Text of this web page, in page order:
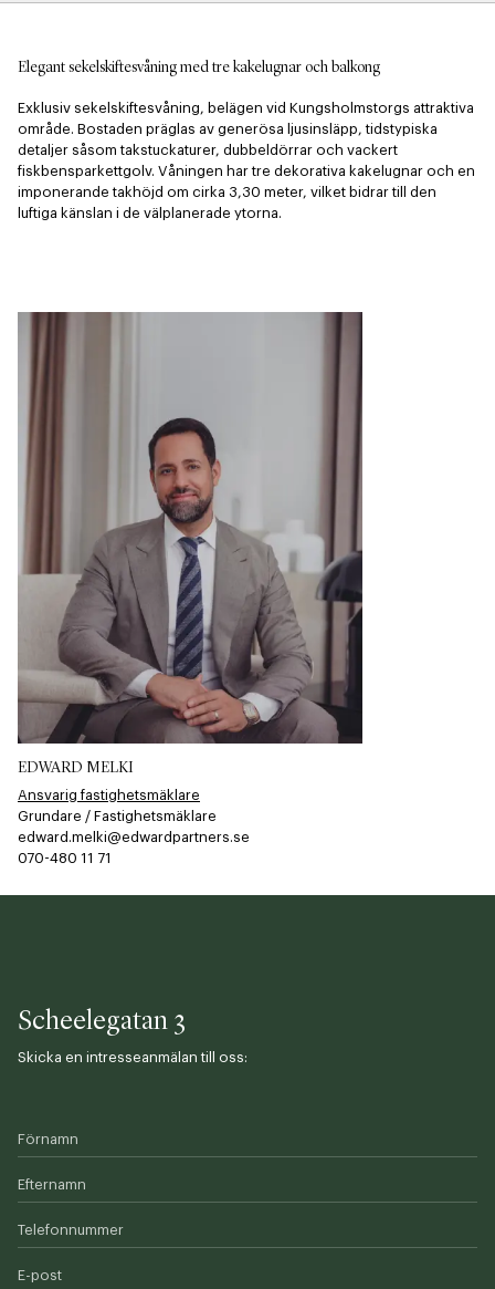
Elegant sekelskiftesvåning med tre kakelugnar och balkong
Exklusiv sekelskiftesvåning, belägen vid Kungsholmstorgs attraktiva
område. Bostaden präglas av generösa ljusinsläpp, tidstypiska
detaljer såsom takstuckaturer, dubbeldörrar och vackert
fiskbensparkettgolv. Våningen har tre dekorativa kakelugnar och en
imponerande takhöjd om cirka 3,30 meter, vilket bidrar till den
luftiga känslan i de välplanerade ytorna.
EDWARD MELKI
Ansvarig fastighetsmäklare
Grundare / Fastighetsmäklare
edward.melki@edwardpartners.se
070-480 11 71​​​​‌ ‍ ​‍​‍‌‍ ‌ ​‍‌‍‍‌‌‍‌ ‌‍‍‌‌‍ ‍​‍​‍​ ‍‍​‍​‍‌ ​ ‌‍​‌‌‍ ‍‌‍‍‌‌ ‌​‌ ‍‌​‍ ‍‌‍‍‌‌‍ ​‍​‍​‍ ​​‍​‍‌‍‍​‌ ​‍‌‍‌‌‌‍‌‍​‍​‍​ ‍‍​‍​‍​‍ ‌ ​ ‌ ‌​‌ ‌‌‌‍‌​‌‍‍‌‌‍ ​‍ ‌‍‍‌‌‍ ‍‌ ‌​‌‍‌‌‌‍ ‍‌ ‌​​‍ ‌‍‌‌‌‍‌​‌‍‍‌‌ ‌​​‍ ‌‍ ‌‌‍ ‌‍‌​‌‍‌‌​ ‌‌ ​​‌ ​‍‌‍‌‌‌ ​ ‌‍‌‌‌‍ ‍‌ ‌​‌‍​‌‌ ‌​‌‍‍‌‌‍ ‌‍ ‍​ ‍ ‌‍‍‌‌‍‌​​ ‌‌​‍​‌​​‌‌​ ‍​ ​‌​ ​‌​ ‌​​ ​‌​ ‌ ‌‌ ‌​‌‌‌​ ‌​ ‍ ‌ ‌​‌ ‍‌‌ ​​‌‍‌‌​ ‌‌‍‌‌‌‍ ‌‌ ​​‌‍ ​‌‍ ‌ ‍‌‌‍‌‌‌‍‌‌​ ‍ ‌ ​​‌‍​‌‌ ‌​‌‍‍​​ ‌‌‍​ ‌ ​‍‌‍ ‌​‍ ‍‌‍​ ‌‍‌‌‌‍ ​‌‍ ​‌‌​​‌‍‍​‌‍ ‌‍ ‍‌‍‌‌​ ‌‍​‍‌‍​‌‌ ​ ‌‍‌‌‌‌‌‌‌ ​‍‌‍ ​​ ‌​‍‌‌​ ​‍‌​‌‍‌ ​ ‌ ‌​‌ ‌‌‌‍‌​‌‍‍‌‌‍ ​‍‌‍‌‍‍‌‌‍‌​​ ‌‌​‍​‌​​‌‌​ ‍​ ​‌​ ​‌​ ‌​​ ​‌​ ‌ ‌‌ ‌​‌‌‌​ ‌​‍‌‍‌ ‌​‌ ‍‌‌ ​​‌‍‌‌​ ‌‌‍‌‌‌‍ ‌‌ ​​‌‍ ​‌‍ ‌ ‍‌‌‍‌‌‌‍‌‌​‍‌‍‌ ​​‌‍​‌‌ ‌​‌‍‍​​ ‌‌‍​ ‌ ​‍‌‍ ‌​‍ ‍‌‍​ ‌‍‌‌‌‍ ​‌‍ ​‌‌​​‌‍‍​‌‍ ‌‍ ‍‌‍‌‌​‍‌‍‌‍‍‌‌ ​ ‌​‌​‌ ​‍‌‍​‌‌‍‌‍‌ ‌​​ ‌​‍​‍‌ ‌
Scheelegatan 3
Skicka en intresseanmälan till oss:
Förnamn
Efternamn
Telefonnummer
E-post